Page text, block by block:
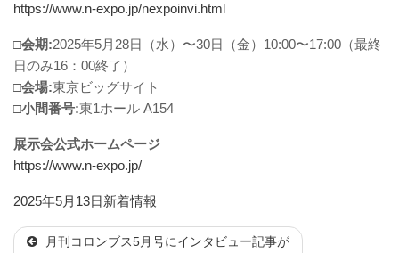
https://www.n-expo.jp/nexpoinvi.html
□会期:2025年5月28日（水）〜30日（金）10:00〜17:00（最終
日のみ16：00終了）
□会場:東京ビッグサイト
□小間番号:東1ホール A154
展示会公式ホームページ
https://www.n-expo.jp/
投
日:
2025年5月13日カ
ゴ
新着情報
月刊コロンブス5月号にインタビュー記事が